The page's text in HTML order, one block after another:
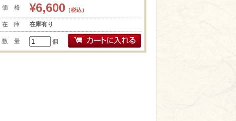
価 格 ¥6,600 （税込）
在 庫 在庫有り
数 量 個